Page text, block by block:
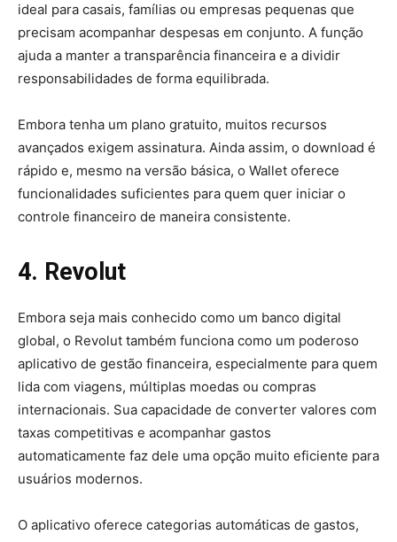
ideal para casais, famílias ou empresas pequenas que
precisam acompanhar despesas em conjunto. A função
ajuda a manter a transparência financeira e a dividir
responsabilidades de forma equilibrada.
Embora tenha um plano gratuito, muitos recursos
avançados exigem assinatura. Ainda assim, o download é
rápido e, mesmo na versão básica, o Wallet oferece
funcionalidades suficientes para quem quer iniciar o
controle financeiro de maneira consistente.
4. Revolut
Embora seja mais conhecido como um banco digital
global, o Revolut também funciona como um poderoso
aplicativo de gestão financeira, especialmente para quem
lida com viagens, múltiplas moedas ou compras
internacionais. Sua capacidade de converter valores com
taxas competitivas e acompanhar gastos
automaticamente faz dele uma opção muito eficiente para
usuários modernos.
O aplicativo oferece categorias automáticas de gastos,